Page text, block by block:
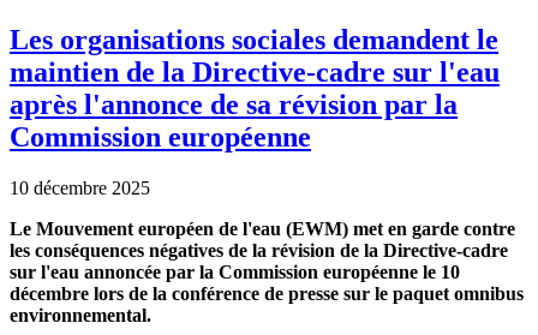
Les organisations sociales demandent le
maintien de la Directive-cadre sur l'eau
après l'annonce de sa révision par la
Commission européenne
10 décembre 2025
Le Mouvement européen de l'eau (EWM) met en garde contre
les conséquences négatives de la révision de la Directive-cadre
sur l'eau annoncée par la Commission européenne le 10
décembre lors de la conférence de presse sur le paquet omnibus
environnemental.